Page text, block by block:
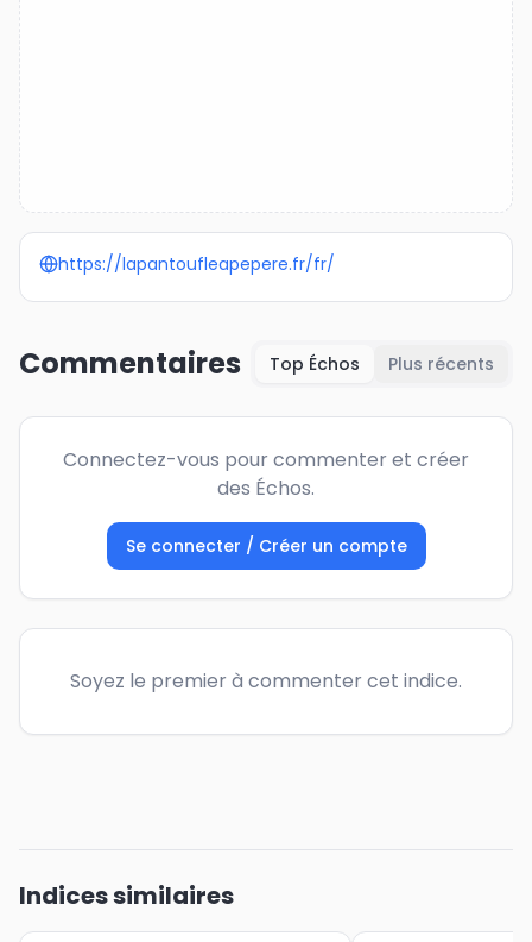
https://lapantoufleapepere.fr/fr/
Commentaires Top Échos Plus récents
Connectez-vous pour commenter et créer
des Échos.
Se connecter / Créer un compte
Soyez le premier à commenter cet indice.
Indices similaires